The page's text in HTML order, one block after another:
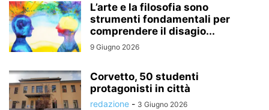
L’arte e la filosofia sono
strumenti fondamentali per
comprendere il disagio...
9 Giugno 2026
Corvetto, 50 studenti
protagonisti in città
redazione - 3 Giugno 2026